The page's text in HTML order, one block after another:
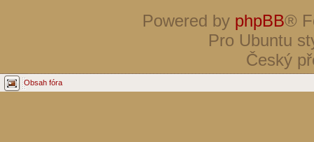
Powered by phpBB®
Pro Ubuntu
Český
Obsah fóra